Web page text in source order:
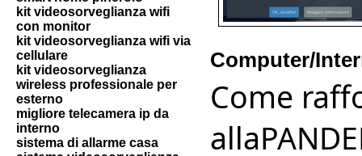
kit videosorveglianza wifi
con monitor
kit videosorveglianza wifi via
cellulare
kit videosorveglianza
wireless professionale per
esterno
migliore telecamera ip da
interno
sistema di allarme casa
Computer/
Come